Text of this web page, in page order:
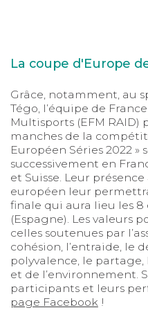
La coupe d'Europe
Grâce, notamment, au
Tégo, l’équipe de
Multisports (EFM RAID)
manches de la
Européen Séries 2022 »
successivement en
et Suisse. Leur
européen leur
finale qui aura lieu les 8
(Espagne). Les valeurs
celles soutenues par
cohésion, l’entraide, le
polyvalence, le
et de l’environnement.
participants et leurs
page Facebook!